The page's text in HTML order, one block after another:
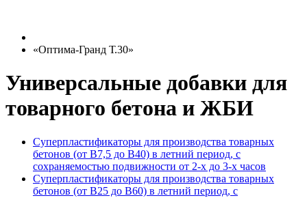
«Оптима-Гранд Т.30»
Универсальные добавки для
товарного бетона и ЖБИ
Суперпластификаторы для производства товарных
бетонов (от В7,5 до В40) в летний период, с
сохраняемостью подвижности от 2-х до 3-х часов
Суперпластификаторы для производства товарных
бетонов (от В25 до В60) в летний период, с